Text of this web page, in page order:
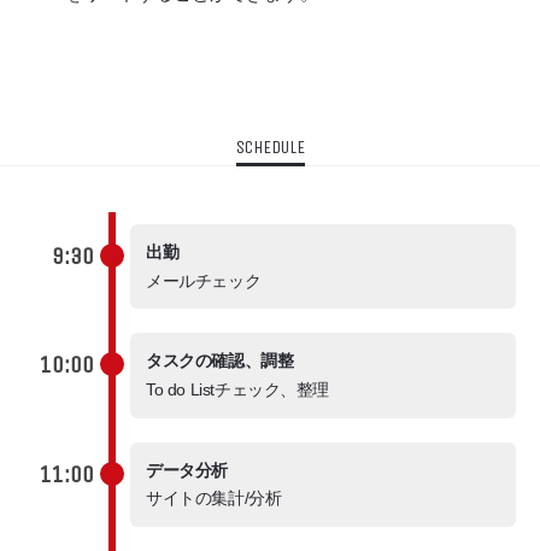
SCHEDULE
9:30
出勤
メールチェック
10:00
タスクの確認、調整
To do Listチェック、整理
11:00
データ分析
サイトの集計/分析